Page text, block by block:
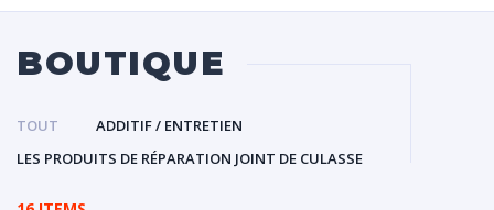
BOUTIQUE
TOUT
ADDITIF / ENTRETIEN
LES PRODUITS DE RÉPARATION JOINT DE CULASSE